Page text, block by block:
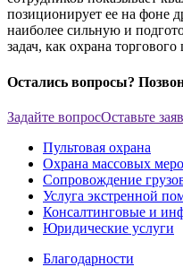
позиционирует ее на фоне
наиболее сильную и
задач, как охрана торгового
Остались вопросы?
Задайте вопросОставьте
Пультовая охрана
Охрана массовых
Сопровождение
Услуга экстренной
Консалтинговые и
Юридические услуги
Благодарности